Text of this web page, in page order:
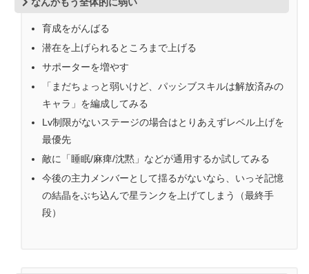
なんかもう全体的に弱い
育成をがんばる
潜在を上げられるところまで上げる
サポーターを増やす
「まだちょっと弱いけど、パッシブスキルは解放済みの
キャラ」を編成してみる
Lv制限がないステージの場合はとりあえずレベル上げを
最優先
敵に「睡眠/麻痺/沈黙」などが通用するか試してみる
今後の主力メンバーとして揺るがないなら、いっそ記憶
の結晶をぶち込んで星ランクを上げてしまう（最終手
段）